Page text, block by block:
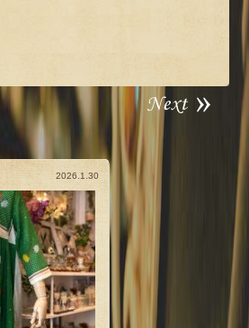
2026.1.30